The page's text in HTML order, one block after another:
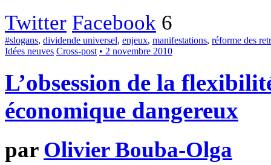
Twitter Facebook 6
#slogans, dividende universel, enjeux, manifestations, réforme des
Idées neuves Cross-post • 2 novembre 2010
L’obsession de la
économique dangereux
par Olivier Bouba-Olga